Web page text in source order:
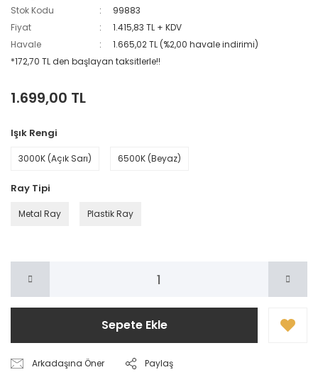
Stok Kodu
99883
Fiyat
1.415,83 TL + KDV
Havale
1.665,02 TL (%2,00 havale indirimi)
*172,70 TL den başlayan taksitlerle!!
1.699,00 TL
Işık Rengi
3000K (Açık Sarı) 6500K (Beyaz)
Ray Tipi
Metal Ray Plastik Ray
Sepete Ekle
Arkadaşına Öner Paylaş